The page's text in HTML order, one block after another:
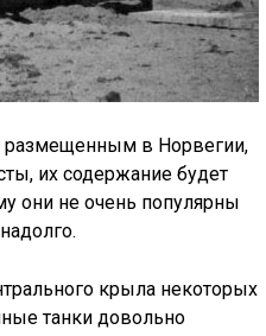
размещенным в Норвегии,
их содержание будет
они не очень популярны
крыла некоторых
танки довольно